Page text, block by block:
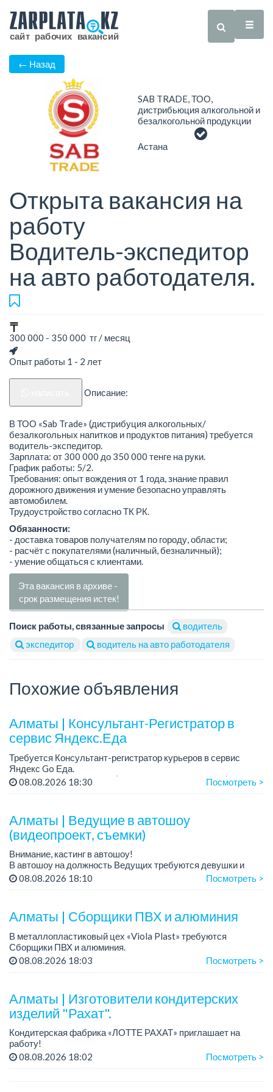
← Назад
SAB TRADE, ТОО,
дистрибьюция алкогольной и
безалкогольной продукции
Астана
Открыта вакансия на
работу
Водитель-экспедитор
на авто работодателя.
300 000 - 350 000 тг / месяц
Опыт работы 1 - 2 лет
Описание:
В ТОО «Sab Trade» (дистрибуция алкогольных/
безалкогольных напитков и продуктов питания) требуется
водитель-экспедитор.
Зарплата: от 300 000 до 350 000 тенге на руки.
График работы: 5/2.
Требования: опыт вождения от 1 года, знание правил
дорожного движения и умение безопасно управлять
автомобилем.
Трудоустройство согласно ТК РК.
Обязанности:
- доставка товаров получателям по городу, области;
- расчёт с покупателями (наличный, безналичный);
- умение общаться с клиентами.
Эта вакансия в архиве -
срок размещения истек!
Поиск работы, связанные запросы
водитель
экспедитор
водитель на авто работодателя
Похожие объявления
Алматы | Консультант-Регистратор в
сервис Яндекс.Еда
Требуется Консультант-регистратор курьеров в сервис
Яндекс Go Еда.
Условия: работа в офисе (Абылай хана - Макатаева).
08.08.2026 18:30 Посмотреть >
Алматы | Ведущие в автошоу
(видеопроект, съемки)
Внимание, кастинг в автошоу!
В автошоу на должность Ведущих требуются девушки и
парни. А также авто эксперты и авто перекупы.
08.08.2026 18:10 Посмотреть >
Алматы | Сборщики ПВХ и алюминия
В металлопластиковый цех «Viola Plast» требуются
Сборщики ПВХ и алюминия.
График работы: 5/2, с 08.00 до 17.00.
08.08.2026 18:03 Посмотреть >
Алматы | Изготовители кондитерских
изделий "Рахат".
Кондитерская фабрика «ЛОТТЕ РАХАТ» приглашает на
работу!
График работы: сменный.
08.08.2026 18:02 Посмотреть >